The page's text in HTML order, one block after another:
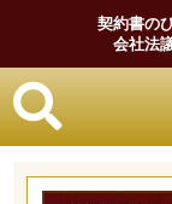
契約書の
会社法